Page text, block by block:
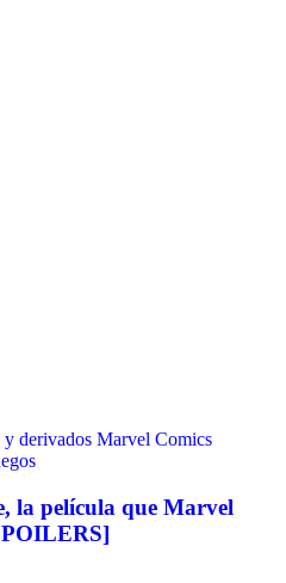
derivados Marvel Comics
la película que Marvel